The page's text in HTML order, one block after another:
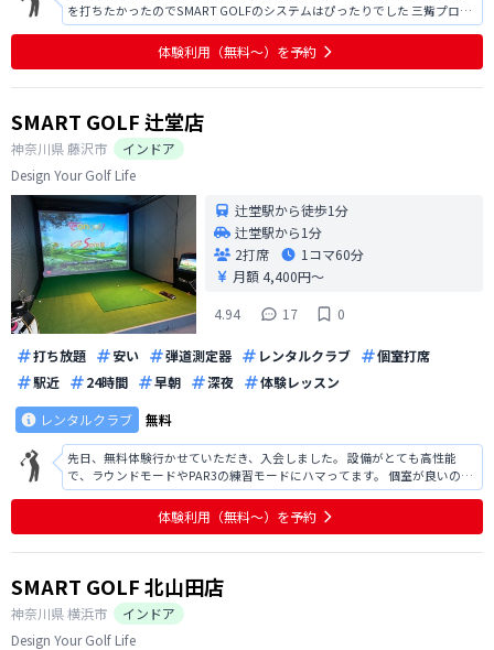
を打ちたかったのでSMART GOLFのシステムはぴったりでした 三觜プロの
ファンなので、会員向けコンテンツを楽しみにしてます！
体験利用（無料〜）を予約
SMART GOLF 辻堂店
神奈川県 藤沢市
インドア
Design Your Golf Life
辻堂駅から徒歩1分
辻堂駅から1分
2打席
1コマ60分
月額 4,400円〜
4.94
17 0
打ち放題 安い 弾道測定器 レンタルクラブ
個室打席
駅近
24時間 早朝 深夜
体験レッスン
レンタルクラブ
無料
先日、無料体験行かせていただき、入会しました。 設備がとても高性能
で、ラウンドモードやPAR3の練習モードにハマってます。 個室が良いの
と、あとはオートティーなのでとても楽です。
体験利用（無料〜）を予約
SMART GOLF 北山田店
神奈川県横浜市
インドア
Design Your Golf Life